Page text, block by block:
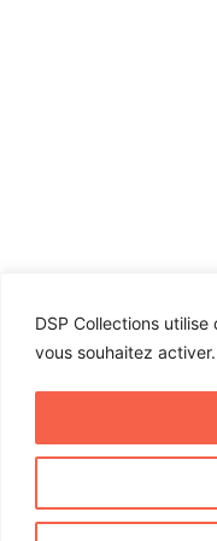
DSP Collections
vous souhaitez activer.